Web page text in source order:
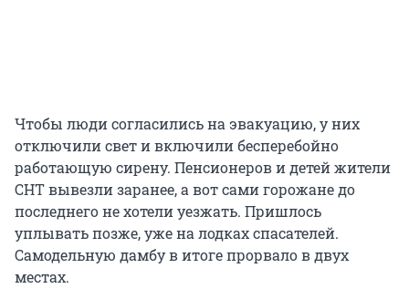
Чтобы люди согласились на эвакуацию, у них
отключили свет и включили бесперебойно
работающую сирену. Пенсионеров и детей жители
СНТ вывезли заранее, а вот сами горожане до
последнего не хотели уезжать. Пришлось
уплывать позже, уже на лодках спасателей.
Самодельную дамбу в итоге прорвало в двух
местах.